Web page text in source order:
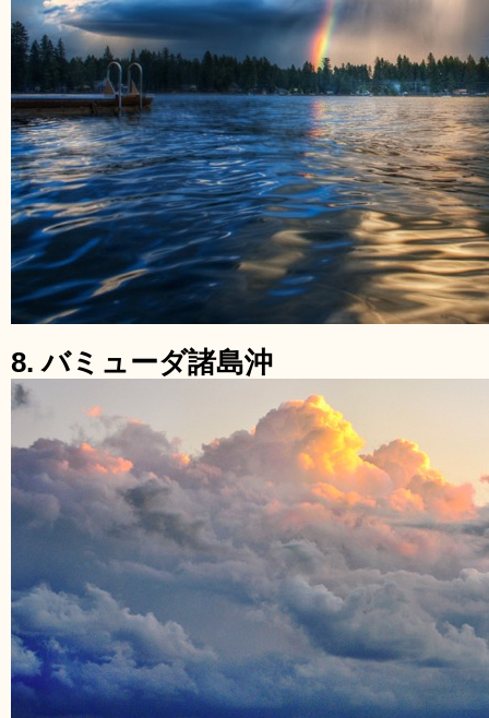
8. バミューダ諸島沖